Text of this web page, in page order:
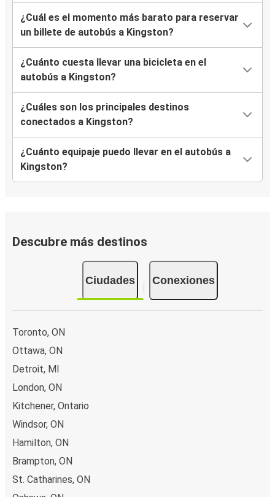
¿Cuál es el momento más barato para reservar
un billete de autobús a Kingston?
¿Cuánto cuesta llevar una bicicleta en el
autobús a Kingston?
¿Cuáles son los principales destinos
conectados a Kingston?
¿Cuánto equipaje puedo llevar en el autobús a
Kingston?
Descubre más destinos
Ciudades Conexiones
Toronto, ON
Ottawa, ON
Detroit, MI
London, ON
Kitchener, Ontario
Windsor, ON
Hamilton, ON
Brampton, ON
St. Catharines, ON